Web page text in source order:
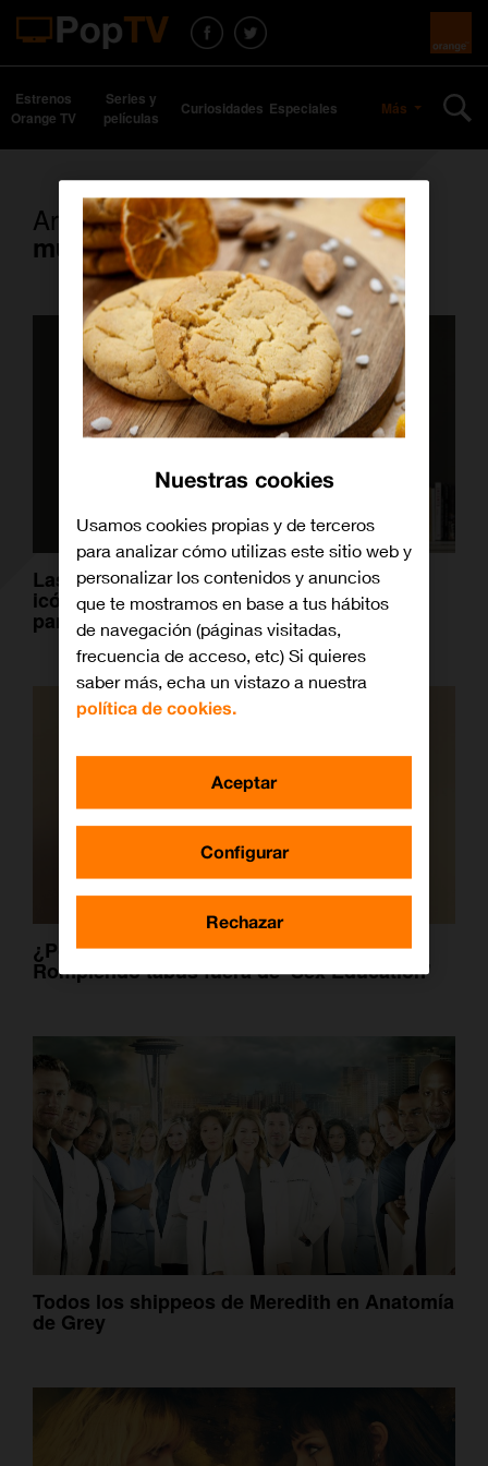
Estrenos
Orange TV
Series y
películas
Curiosidades Especiales Más
Artículos con la etiqueta
mujer
Las jefas del cine: personajes femeninos
icónicos que han redefinido el poder en la
pantalla
¿Por qué nos inspira Gillian Anderson?
Rompiendo tabús fuera de ‘Sex Education’
Todos los shippeos de Meredith en Anatomía
de Grey
Nuestras cookies
Usamos cookies propias y de terceros
para analizar cómo utilizas este sitio web y
personalizar los contenidos y anuncios
que te mostramos en base a tus hábitos
de navegación (páginas visitadas,
frecuencia de acceso, etc) Si quieres
saber más, echa un vistazo a nuestra
política de cookies.
Configurar
Rechazar
Aceptar